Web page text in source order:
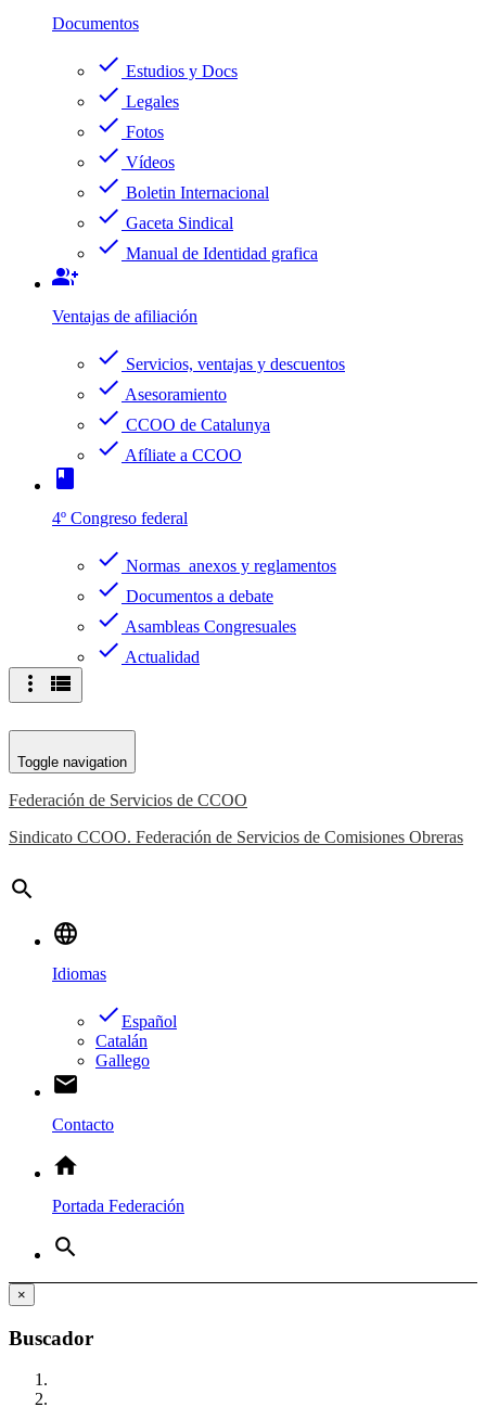
Documentos
check Estudios y Docs
check Legales
check Fotos
check Vídeos
check Boletin Internacional
check Gaceta Sindical
check Manual de Identidad grafica
group_add
Ventajas de afiliación
check Servicios, ventajas y descuentos
check Asesoramiento
check CCOO de Catalunya
check Afíliate a CCOO
book
4º Congreso federal
check Normas anexos y reglamentos
check Documentos a debate
check Asambleas Congresuales
check Actualidad
more_vert view_list
Toggle navigation
Federación de Servicios de CCOO
Sindicato CCOO. Federación de Servicios de Comisiones Obreras
search
language
Idiomas
doneEspañol
Catalán
Gallego
email
Contacto
home
Portada Federación
search
×
Buscador